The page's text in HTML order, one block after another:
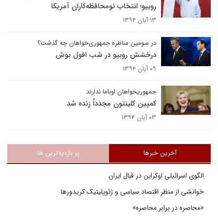
روبیو؛ انتخاب نومحافظه‌کاران آمریکا
۱۳ آبان ۱۳۹۴
در سومین مناظره جمهوری‌خواهان چه گذشت؟
درخشش روبیو در شب افول بوش
۰۹ آبان ۱۳۹۴
جمهوریخواهان اوباما ندارند
کمپین کلینتون مجدداً زنده شد
۰۳ آبان ۱۳۹۴
آخرین خبرها پر بازدیدترین ها
الگوی اسرائیلی اوکراین در قبال ایران
خوانشی از منظر اقتصاد سیاسی و ژئوپلیتیک کریدورها
«محاصره در برابر محاصره»